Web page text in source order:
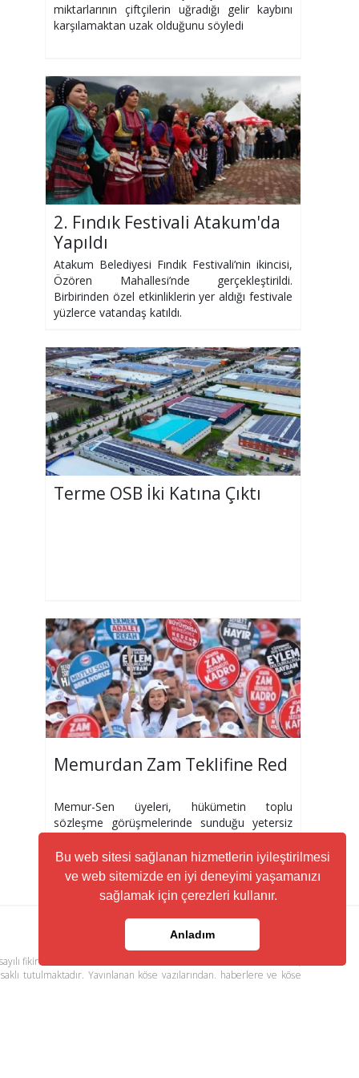
Bu web sitesi sağlanan hizmetlerin iyileştirilmesi
ve web sitemizde en iyi deneyimi yaşamanızı
sağlamak için çerezleri kullanır.
Anladım
miktarlarının çiftçilerin uğradığı gelir kaybını
karşılamaktan uzak olduğunu söyledi
2. Fındık Festivali Atakum'da
Yapıldı
Atakum Belediyesi Fındık Festivali’nin ikincisi,
Özören Mahallesi’nde gerçekleştirildi.
Birbirinden özel etkinliklerin yer aldığı festivale
yüzlerce vatandaş katıldı.
Terme OSB İki Katına Çıktı
Memurdan Zam Teklifine Red
Memur-Sen üyeleri, hükümetin toplu
sözleşme görüşmelerinde sunduğu yetersiz
fikir ve sanat eserleri kanunu ile korunmaktadır. Her türlü haber,
tutulmaktadır. Yayınlanan köşe yazılarından, haberlere ve köşe